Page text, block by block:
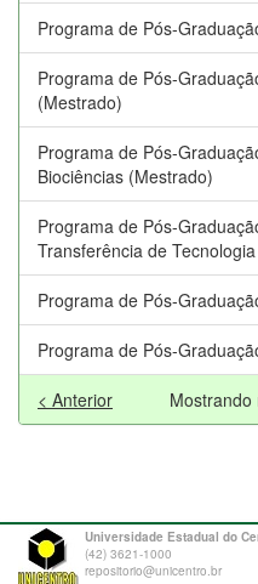
Programa de Pós-
Programa de Pós-
(Mestrado)
Programa de Pós-
Biociências (Mestrado)
Programa de Pós-
Transferência de
Programa de Pós-
Programa de Pós-
< Anterior
Universidade Estadual do
(42) 3621-1000
repositorio@unicentro.br